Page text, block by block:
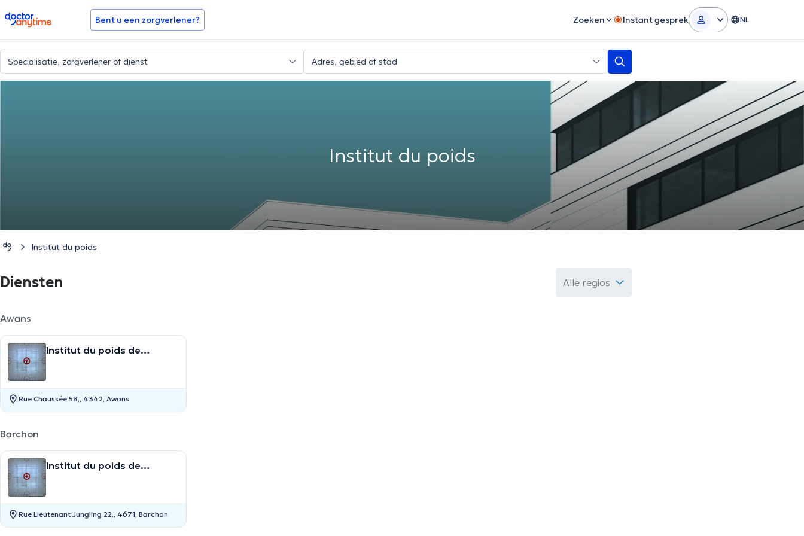
doctoranytime Bent u een zorgverlener? Zoeken Instant gesprek NL
Institut du poids
Institut du poids
Diensten Alle regios
Awans
Institut du poids de
Rue Chaussée 58,, 4342, Awans
Barchon
Institut du poids de
Rue Lieutenant Jungling 22,, 4671, Barchon